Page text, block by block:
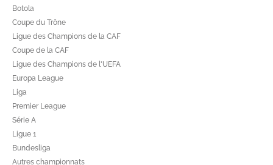
Botola
Coupe du Trône
Ligue des Champions de la CAF
Coupe de la CAF
Ligue des Champions de l'UEFA
Europa League
Liga
Premier League
Série A
Ligue 1
Bundesliga
Autres championnats